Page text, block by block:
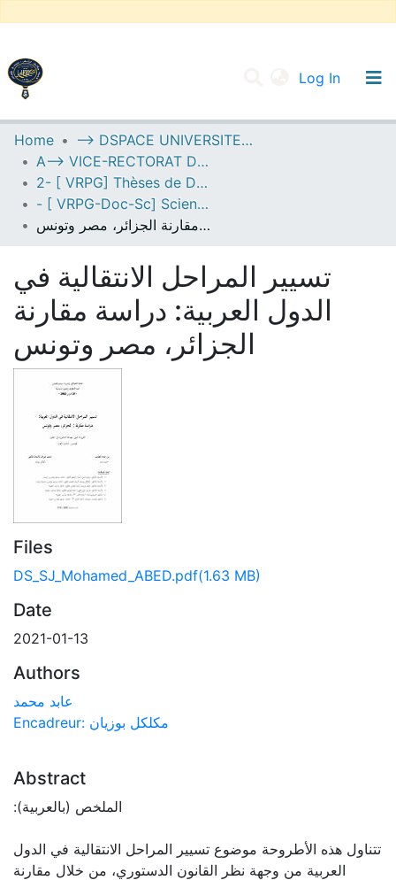
Log In
UNIVERSITY OF D.L SIDI BEL ABBES
Communities & Collections
All of DSpace
Statistics
Home
--> DSPACE UNIVERSITE DJILALLI LIABES DE SIDI BEL ABBES
A--> VICE-RECTORAT DE LA POST-GRADUATION
2- [ VRPG] Thèses de Doctorat en Sciences
- [ VRPG-Doc-Sc] Sciences juridiques --- علوم قانونية
تسيير المراحل الانتقالية في الدول العربية: دراسة مقارنة الجزائر، مصر وتونس
تسيير المراحل الانتقالية في
الدول العربية: دراسة مقارنة
الجزائر، مصر وتونس
Files
DS_SJ_Mohamed_ABED.pdf(1.63 MB)
Date
2021-01-13
Authors
عابد محمد
Encadreur: مكلكل بوزيان
Abstract
:الملخص (بالعربية)
تتناول هذه الأطروحة موضوع تسيير المراحل الانتقالية في الدول
العربية من وجهة نظر القانون الدستوري، من خلال مقارنة